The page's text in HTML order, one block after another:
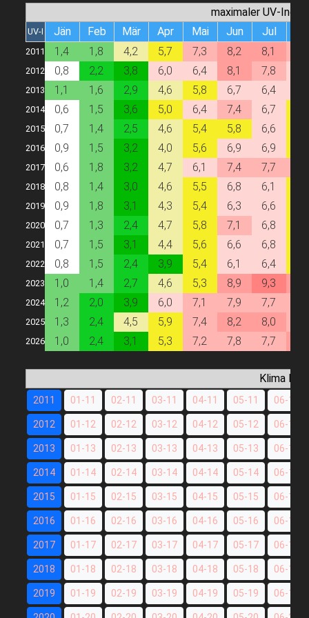
maximaler UV-Index
UV-I Jän Feb Mär Apr Mai Jun Jul
2011 1,4 1,8 4,2 5,7 7,3 8,2 8,1
2012 0,8 2,2 3,8 6,0 6,4 8,1 7,8
2013 1,1 1,6 2,9 4,6 5,8 6,7 6,4
2014 0,6 1,5 3,6 5,0 6,4 7,4 6,7
2015 0,7 1,4 2,5 4,6 5,4 5,8 6,6
2016 0,9 1,5 3,2 4,0 5,6 6,9 6,9
2017 0,6 1,8 3,2 4,7 6,1 7,4 7,7
2018 0,8 1,4 3,0 4,6 5,5 6,8 6,1
2019 0,9 1,8 3,1 4,3 5,4 6,3 6,6
2020 0,7 1,3 2,4 4,7 5,8 7,1 6,8
2021 0,7 1,5 3,1 4,4 5,6 6,6 6,8
2022 0,8 1,5 2,4 3,9 5,4 6,1 6,4
2023 1,0 1,4 2,7 4,6 5,3 8,9 9,3
2024 1,2 2,0 3,9 6,0 7,1 7,9 7,7
2025 1,3 2,4 4,5 5,9 7,4 8,2 8,0
2026 1,0 2,4 3,1 5,3 7,2 7,8 7,7
Klima
2011 01-11 02-11 03-11 04-11 05-11 06-11
2012 01-12 02-12 03-12 04-12 05-12 06-12
2013 01-13 02-13 03-13 04-13 05-13 06-13
2014 01-14 02-14 03-14 04-14 05-14 06-14
2015 01-15 02-15 03-15 04-15 05-15 06-15
2016 01-16 02-16 03-16 04-16 05-16 06-16
2017 01-17 02-17 03-17 04-17 05-17 06-17
2018 01-18 02-18 03-18 04-18 05-18 06-18
2019 01-19 02-19 03-19 04-19 05-19 06-19